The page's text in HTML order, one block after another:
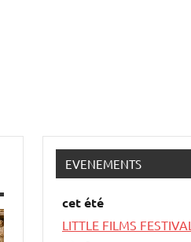
EVENEMENTS
cet été
LITTLE FILMS FESTIVAL